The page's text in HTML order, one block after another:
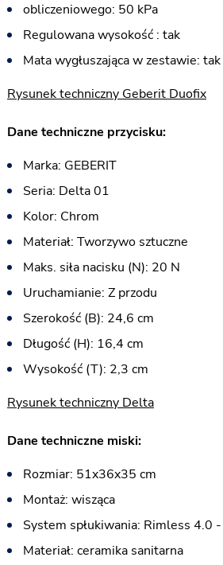
obliczeniowego: 50 kPa
Regulowana wysokość : tak
Mata wygłuszająca w zestawie: tak
Rysunek techniczny Geberit Duofix
Dane techniczne przycisku:
Marka: GEBERIT
Seria: Delta 01
Kolor: Chrom
Materiał: Tworzywo sztuczne
Maks. siła nacisku (N): 20 N
Uruchamianie: Z przodu
Szerokość (B): 24,6 cm
Długość (H): 16,4 cm
Wysokość (T): 2,3 cm
Rysunek techniczny Delta
Dane techniczne miski:
Rozmiar: 51x36x35 cm
Montaż: wisząca
System spłukiwania: Rimless 4.0
Materiał: ceramika sanitarna